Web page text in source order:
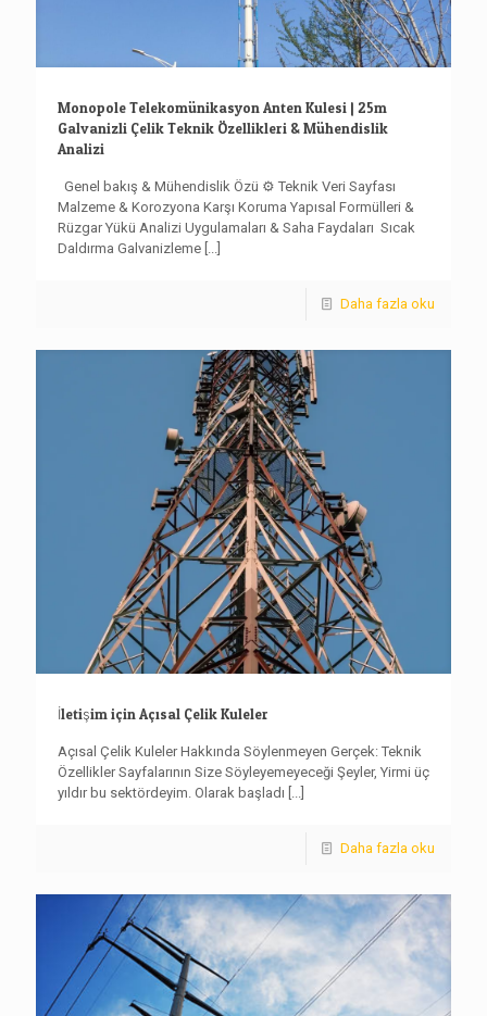
Monopole Telekomünikasyon Anten Kulesi | 25m
Galvanizli Çelik Teknik Özellikleri & Mühendislik
Analizi
Genel bakış & Mühendislik Özü ⚙️ Teknik Veri Sayfası ️
Malzeme & Korozyona Karşı Koruma Yapısal Formülleri &
Rüzgar Yükü Analizi Uygulamaları & Saha Faydaları ️ Sıcak
Daldırma Galvanizleme [...]
Daha fazla oku
İletişim için Açısal Çelik Kuleler
Açısal Çelik Kuleler Hakkında Söylenmeyen Gerçek: Teknik
Özellikler Sayfalarının Size Söyleyemeyeceği Şeyler, Yirmi üç
yıldır bu sektördeyim. Olarak başladı [...]
Daha fazla oku